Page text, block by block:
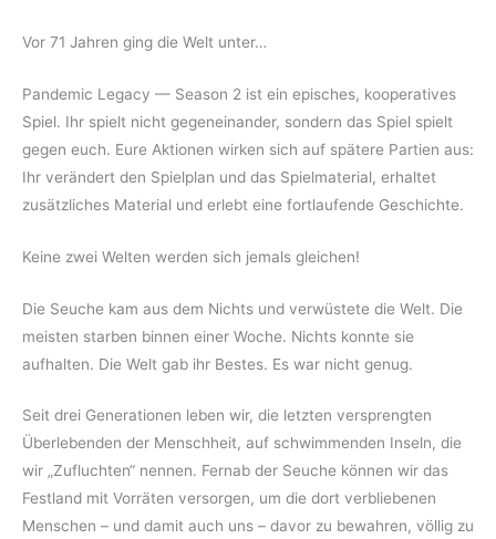
Vor 71 Jahren ging die Welt unter…
Pandemic Legacy — Season 2 ist ein episches, kooperatives
Spiel. Ihr spielt nicht gegeneinander, sondern das Spiel spielt
gegen euch. Eure Aktionen wirken sich auf spätere Partien aus:
Ihr verändert den Spielplan und das Spielmaterial, erhaltet
zusätzliches Material und erlebt eine fortlaufende Geschichte.
Keine zwei Welten werden sich jemals gleichen!
Die Seuche kam aus dem Nichts und verwüstete die Welt. Die
meisten starben binnen einer Woche. Nichts konnte sie
aufhalten. Die Welt gab ihr Bestes. Es war nicht genug.
Seit drei Generationen leben wir, die letzten versprengten
Überlebenden der Menschheit, auf schwimmenden Inseln, die
wir „Zufluchten“ nennen. Fernab der Seuche können wir das
Festland mit Vorräten versorgen, um die dort verbliebenen
Menschen – und damit auch uns – davor zu bewahren, völlig zu